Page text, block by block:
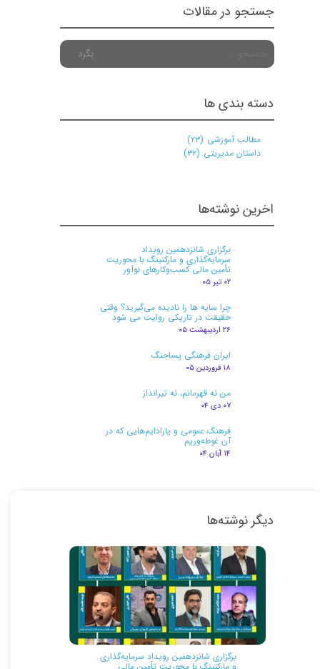
دسته بندی ها
مطالب آموزشی (۲۳)
داستان مدیریتی (۳۲)
جستجو در مقالات
بگرد
اخرین نوشته‌ها
برگزاری شانزدهمین رویداد
سرمایه‌گذاری و مارکتینگ با محوریت
تأمین مالی کسب‌وکارهای نوآور
۰۲ تیر ۰۵
چرا سایه ها را نادیده می‌گیرید؟ وقتی
حقیقت در تاریکی روایت می شود
۲۶ اردیبهشت ۰۵
ایران فرهنگی پساجنگ
۱۸ فروردین ۰۵
من نه قهرمانم، نه تیرانداز
۰۷ دی ۰۴
فرهنگ عمومی و پارادایم‌هایی که در
آن غوطه‌وریم
۱۴ آبان ۰۴
دیگر نوشته‌ها
برگزاری شانزدهمین رویداد سرمایه‌گذاری